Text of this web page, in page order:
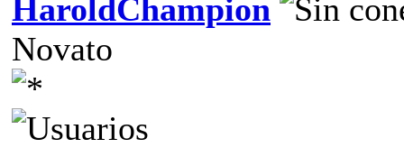
HaroldChampion
Novato